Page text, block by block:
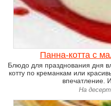
Панна-котта с
Блюдо для празднования дня
котту по креманкам или
впечатление.
На